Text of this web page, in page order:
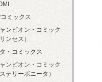
ミックス
ンピオン・コミック
ンセス）
・コミックス
ンピオン・コミック
テリーボニータ）